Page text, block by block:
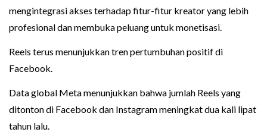
mengintegrasi akses terhadap fitur-fitur kreator yang lebih
profesional dan membuka peluang untuk monetisasi.
Reels terus menunjukkan tren pertumbuhan positif di
Facebook.
Data global Meta menunjukkan bahwa jumlah Reels yang
ditonton di Facebook dan Instagram meningkat dua kali lipat
tahun lalu.